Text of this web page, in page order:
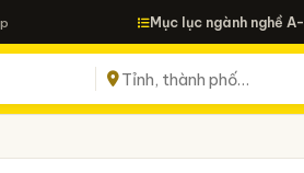
Mục lục ngành nghề